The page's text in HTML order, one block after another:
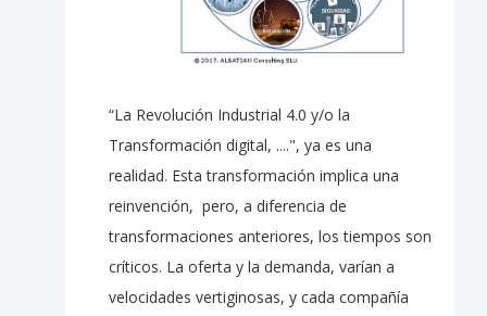
“La Revolución Industrial 4.0 y/o la
Transformación digital, ....", ya es una
realidad. Esta transformación implica una
reinvención, pero, a diferencia de
transformaciones anteriores, los tiempos son
críticos. La oferta y la demanda, varían a
velocidades vertiginosas, y cada compañía